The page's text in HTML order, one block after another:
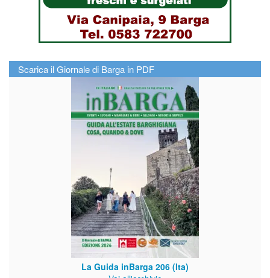
Scarica il Giornale di Barga in PDF
La Guida inBarga 206 (Ita)